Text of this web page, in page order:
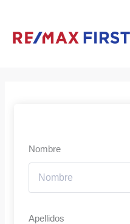
contenido
Nombre
Apellidos